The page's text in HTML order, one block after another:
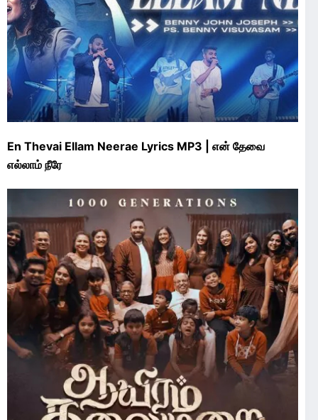
En Thevai Ellam Neerae Lyrics MP3 | என் தேவை
எல்லாம் நீரே